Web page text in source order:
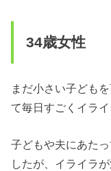
34歳女性
まだ小さい子ども
て毎日すごくイラ
子どもや夫にあた
したが、イライラ